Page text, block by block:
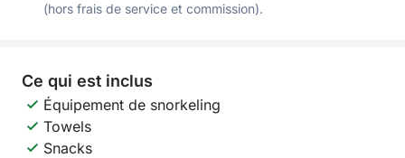
(hors frais de service et commission).
Ce qui est inclus
Équipement de snorkeling
Towels
Snacks